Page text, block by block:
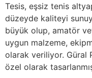
Tesis, eşsiz tenis
düzeyde kaliteyi
büyük olup, amatör
uygun malzeme,
olarak veriliyor. Güral
özel olarak